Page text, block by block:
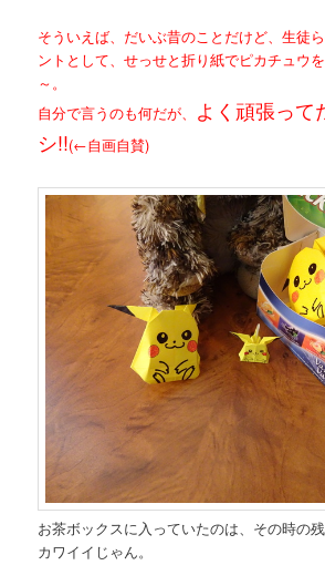
そういえば、だいぶ昔のことだけど、生徒
ントとして、せっせと折り紙でピカチュウ
～。
自分で言うのも何だが、
よく頑張って
シ!!(←自画自賛)
お茶ボックスに入っていたのは、その時の
カワイイじゃん。